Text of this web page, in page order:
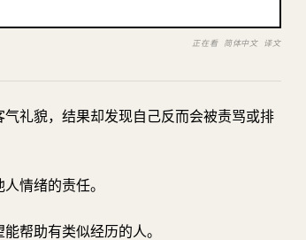
正在看 简体中文 译文
礼貌，结果却发现自己反而会被责骂或排
情绪的责任。
帮助有类似经历的人。